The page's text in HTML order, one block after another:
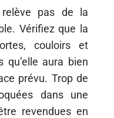
pas de la
Vérifiez que la
couloirs et
qu’elle aura bien
prévu. Trop de
dans une
revendues en